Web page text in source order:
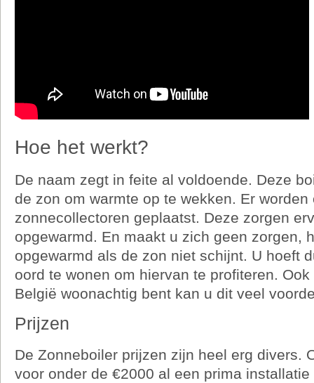
Hoe het werkt?
De naam zegt in feite al voldoende. Deze
de zon om warmte op te wekken. Er
zonnecollectoren geplaatst. Deze zorgen
opgewarmd. En maakt u zich geen zorgen,
opgewarmd als de zon niet schijnt. U hoeft
oord te wonen om hiervan te profiteren.
België woonachtig bent kan u dit veel
Prijzen
De Zonneboiler prijzen zijn heel erg divers.
voor onder de €2000 al een prima